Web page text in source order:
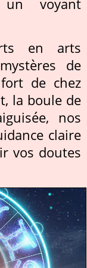
voyant
en arts
de
de chez
la boule de
nos
claire
vos doutes